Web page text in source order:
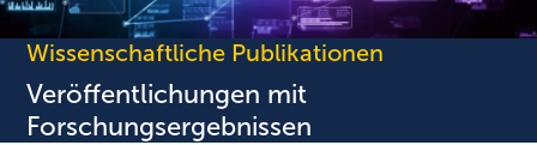
Wissenschaftliche Publikationen
Veröffentlichungen mit
Forschungsergebnissen